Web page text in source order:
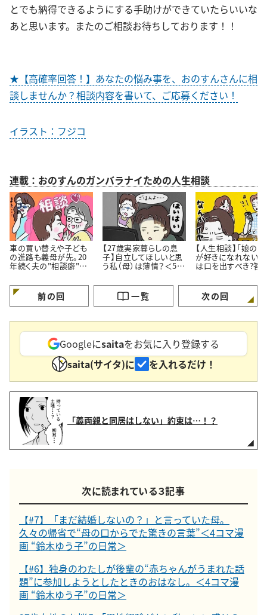
とでも納得できるようにする手助けができていたらいいな
あと思います。またのご相談お待ちしております！！
★【高確率回答！】あなたの悩み事を、おのすんさんに相
談しませんか？相談内容を書いて、ご応募ください！
イラスト：フジコ
連載：おのすんのガンバラナイための人生相談
車の買い替えや子ども
の進路も義母が先。20
年続く夫の"相談癖"に
【27歳実家暮らしの息
子】自立してほしいと思
う私（母）は薄情？＜50
【人生相談】「娘の
が好きになれない…
は口を出すべき?答
前の回 一覧 次の回
Googleにsaitaをお気に入り登録する
saita(サイタ)に
を入れるだけ！
「義両親と同居はしない」約束は…！？
次に読まれている３記事
【#7】「まだ結婚しないの？」と言っていた母。
久々の帰省で“母の口からでた驚きの言葉”＜4コマ漫
画 “鈴木ゆう子”の日常＞
【#6】独身のわたしが後輩の“赤ちゃんがうまれた話
題”に参加しようとしたときのおはなし。＜4コマ漫
画 “鈴木ゆう子”の日常＞